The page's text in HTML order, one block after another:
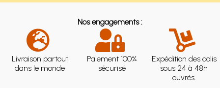
Nos engagements :
Livraison partout
dans le monde
Paiement 100%
sécurisé
Expédition des colis
sous 24 à 48h
ouvrés.